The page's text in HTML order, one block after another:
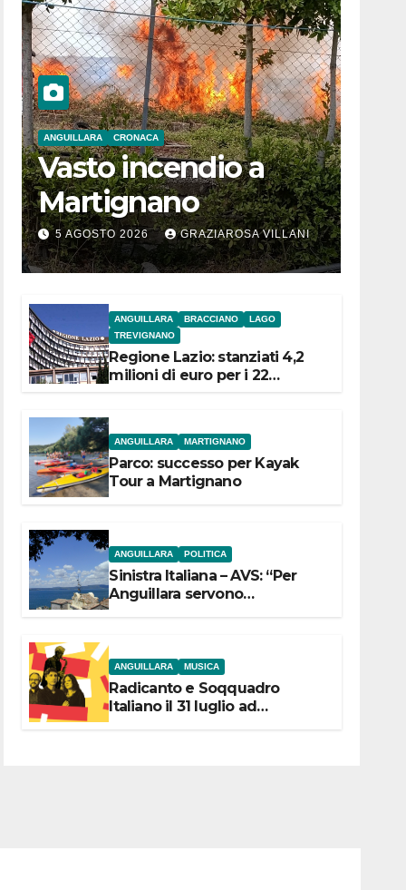
ANGUILLARA CRONACA
Vasto incendio a
Martignano
5 AGOSTO 2026 GRAZIAROSA VILLANI
ANGUILLARA BRACCIANO
LAGO
TREVIGNANO
Regione Lazio: stanziati 4,2
milioni di euro per i 22
ANGUILLARA MARTIGNANO
Parco: successo per Kayak
Tour a Martignano
ANGUILLARA POLITICA
Sinistra Italiana – AVS: “Per
Anguillara servono
ANGUILLARA MUSICA
Radicanto e Soqquadro
Italiano il 31 luglio ad